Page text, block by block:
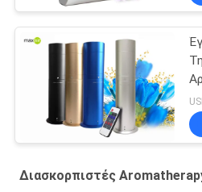
Διασκορπιστές